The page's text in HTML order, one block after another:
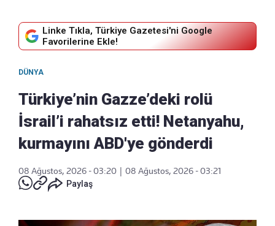
Linke Tıkla, Türkiye Gazetesi'ni Google
Favorilerine Ekle!
DÜNYA
Türkiye’nin Gazze’deki rolü
İsrail’i rahatsız etti! Netanyahu,
kurmayını ABD'ye gönderdi
08 Ağustos, 2026 - 03:20
08 Ağustos, 2026 - 03:21
Paylaş